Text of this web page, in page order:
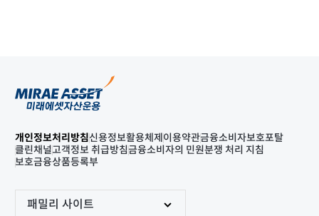
개인정보처리방침신용정보활용체제 이용약관금융소비자보호포탈
클린채널고객정보 취급방침금융소비자의 민원분쟁 처리 지침
보호금융상품등록부
패밀리 사이트